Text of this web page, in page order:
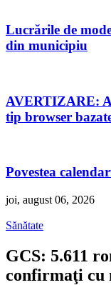
Lucrările de
din municipiu
AVERTIZARE:
tip browser
Povestea
joi, august 06, 2026
Sănătate
GCS: 5.611
confirmaţi cu